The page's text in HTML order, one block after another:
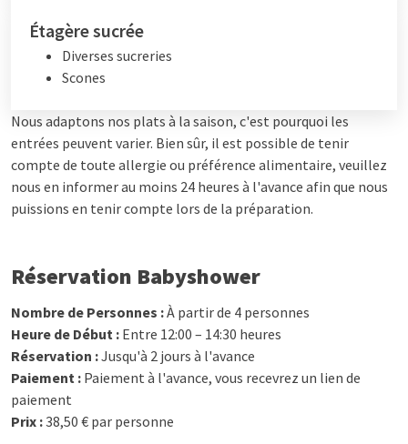
Étagère sucrée
Diverses sucreries
Scones
Nous adaptons nos plats à la saison, c'est pourquoi les
entrées peuvent varier. Bien sûr, il est possible de tenir
compte de toute allergie ou préférence alimentaire, veuillez
nous en informer au moins 24 heures à l'avance afin que nous
puissions en tenir compte lors de la préparation.
Réservation Babyshower
Nombre de Personnes :À partir de 4 personnes
Heure de Début : Entre 12:00 – 14:30 heures
Réservation :Jusqu'à 2 jours à l'avance
Paiement : Paiement à l'avance, vous recevrez un lien de
paiement
Prix :38,50 € par personne